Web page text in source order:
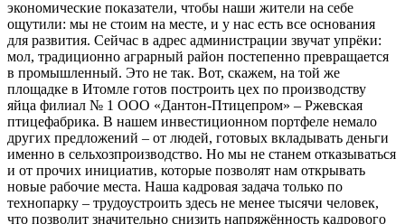
экономические показатели, чтобы наши жители на себе
ощутили: мы не стоим на месте, и у нас есть все основания
для развития. Сейчас в адрес администрации звучат упрёки:
мол, традиционно аграрный район постепенно превращается
в промышленный. Это не так. Вот, скажем, на той же
площадке в Итомле готов построить цех по производству
яйца филиал № 1 ООО «Дантон-Птицепром» – Ржевская
птицефабрика. В нашем инвестиционном портфеле немало
других предложений – от людей, готовых вкладывать деньги
именно в сельхозпроизводство. Но мы не станем отказываться
и от прочих инициатив, которые позволят нам открывать
новые рабочие места. Наша кадровая задача только по
технопарку – трудоустроить здесь не менее тысячи человек,
что позволит значительно снизить напряжённость кадрового